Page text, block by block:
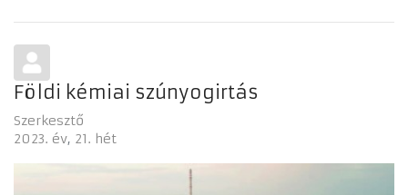
Földi kémiai szúnyogirtás
Szerkesztő
2023. év 21. hét